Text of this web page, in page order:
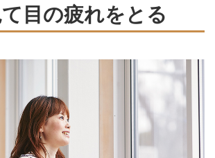
目の疲れをとる